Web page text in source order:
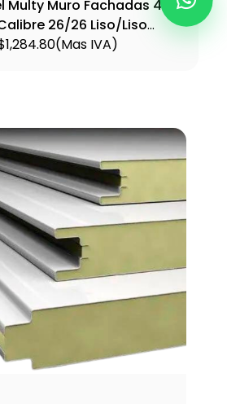
Multy Muro Fachadas 42"
26/26 Liso/Liso
Micro V Blanco, Estandar
(Mas IVA)